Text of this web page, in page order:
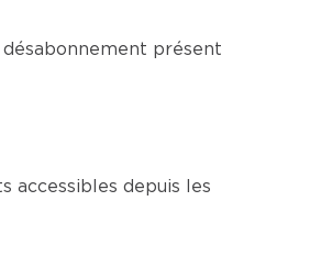
présent
accessibles depuis les